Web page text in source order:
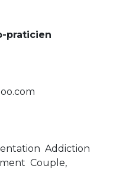
praticien
Addiction
Couple,